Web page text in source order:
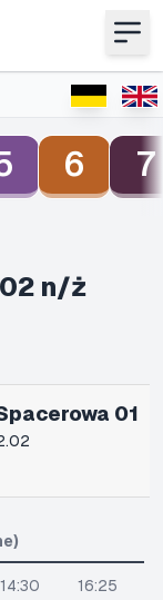
6 7
n/ż
01
14:30
16:25